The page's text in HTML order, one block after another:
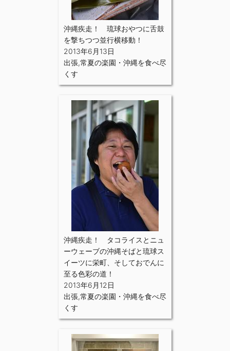
沖縄疾走！ 琉球おやつに舌鼓
を撃ちつつ並行横移動！
2013年6月13日
出張,常夏の楽園・沖縄を食べ尽
くす
沖縄疾走！ タコライスとニュ
ーウェーブの沖縄そばと琉球ス
イーツに栄町、そしておでんに
至る色彩の道！
2013年6月12日
出張,常夏の楽園・沖縄を食べ尽
くす